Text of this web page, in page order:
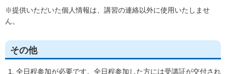
※提供いただいた個人情報は、講習の連絡以外に使用いたしませ
ん。
その他
全日程参加が必要です。全日程参加した方には受講証が交付され